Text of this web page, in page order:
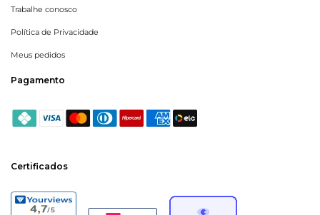
Trabalhe conosco
Política de Privacidade
Meus pedidos
Pagamento
Certificados